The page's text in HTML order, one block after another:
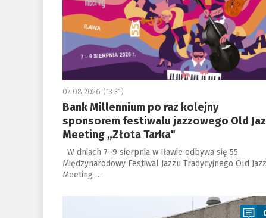
07.08.2026 (13:31)
Bank Millennium po raz kolejny
sponsorem festiwalu jazzowego Old
Meeting „Złota Tarka"
W dniach 7–9 sierpnia w Iławie odbywa się 55.
Międzynarodowy Festiwal Jazzu Tradycyjnego Old Jazz
Meeting …